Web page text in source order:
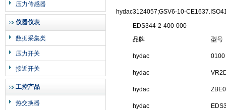
压力传感器
仪器仪表
数据采集类
压力开关
接近开关
工控产品
热交换器
hydac3124057;GSV6-10-
EDS344-2-400-000
品牌
型号
hydac 0100
hydac
hydac
hydac